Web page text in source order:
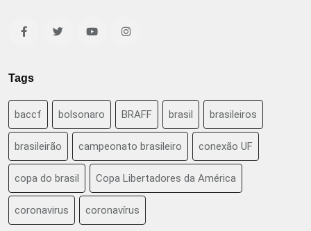
Tags
baccf bolsonaro BRAFF brasil brasileiros
brasileirão campeonato brasileiro conexão UF
copa do brasil Copa Libertadores da América
coronavirus coronavírus